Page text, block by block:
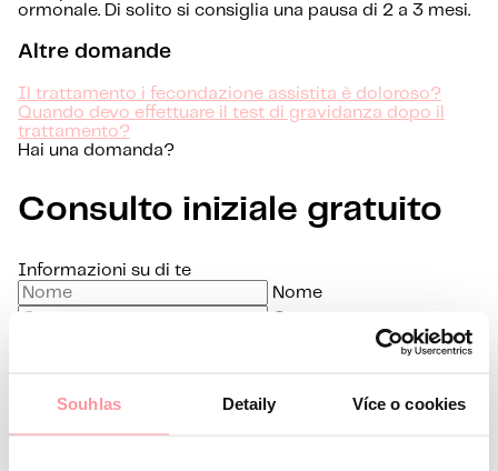
Souhlas Detaily Více o cookies
ormonale. Di solito si consiglia una pausa di 2 a 3 mesi.
Altre domande
Il trattamento i fecondazione assistita è doloroso?
Quando devo effettuare il test di gravidanza dopo il
trattamento?
Hai una domanda?
Consulto iniziale gratuito
Informazioni su di te
Nome
Sono interessato a